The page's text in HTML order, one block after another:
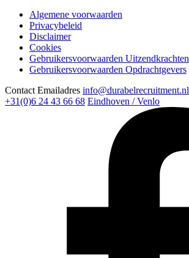
Algemene voorwaarden
Privacybeleid
Disclaimer
Cookies
Gebruikersvoorwaarden Uitzendkrachten
Gebruikersvoorwaarden Opdrachtgevers
Contact Emailadres info@durabelrecruitment.nl
+31(0)6 24 43 66 68 Eindhoven / Venlo